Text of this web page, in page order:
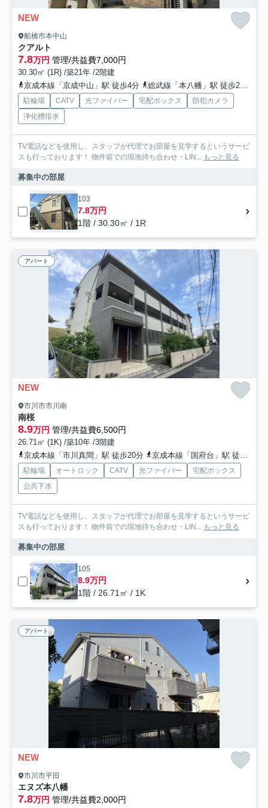
NEW
船橋市本中山
クアルト
7.8万円 管理/共益費7,000円
30.30㎡ (1R) /築21年 /2階建
京成本線「京成中山」駅 徒歩4分
総武線「本八幡」駅 徒歩22分
駐輪場 CATV 光ファイバー 宅配ボックス
防犯カメラ
浄化槽排水
TV電話などを使用し、スタッフが代理でお部屋を見学するというサービ
スも行っております！ 物件前での現地待ち合わせ・LIN... もっと見る
募集中の部屋
103
7.8万円
1階 / 30.30㎡ / 1R
アパート
NEW
市川市市川南
南桜
8.9万円 管理/共益費6,500円
26.71㎡ (1K) /築10年 /3階建
京成本線「市川真間」駅 徒歩20分
京成本線「国府台」駅 徒歩18分
駐輪場 オートロック CATV 光ファイバー
宅配ボックス
公共下水
TV電話などを使用し、スタッフが代理でお部屋を見学するというサービ
スも行っております！ 物件前での現地待ち合わせ・LIN... もっと見る
募集中の部屋
105
8.9万円
1階 / 26.71㎡ / 1K
アパート
NEW
市川市平田
エヌズ本八幡
7.8万円 管理/共益費2,000円